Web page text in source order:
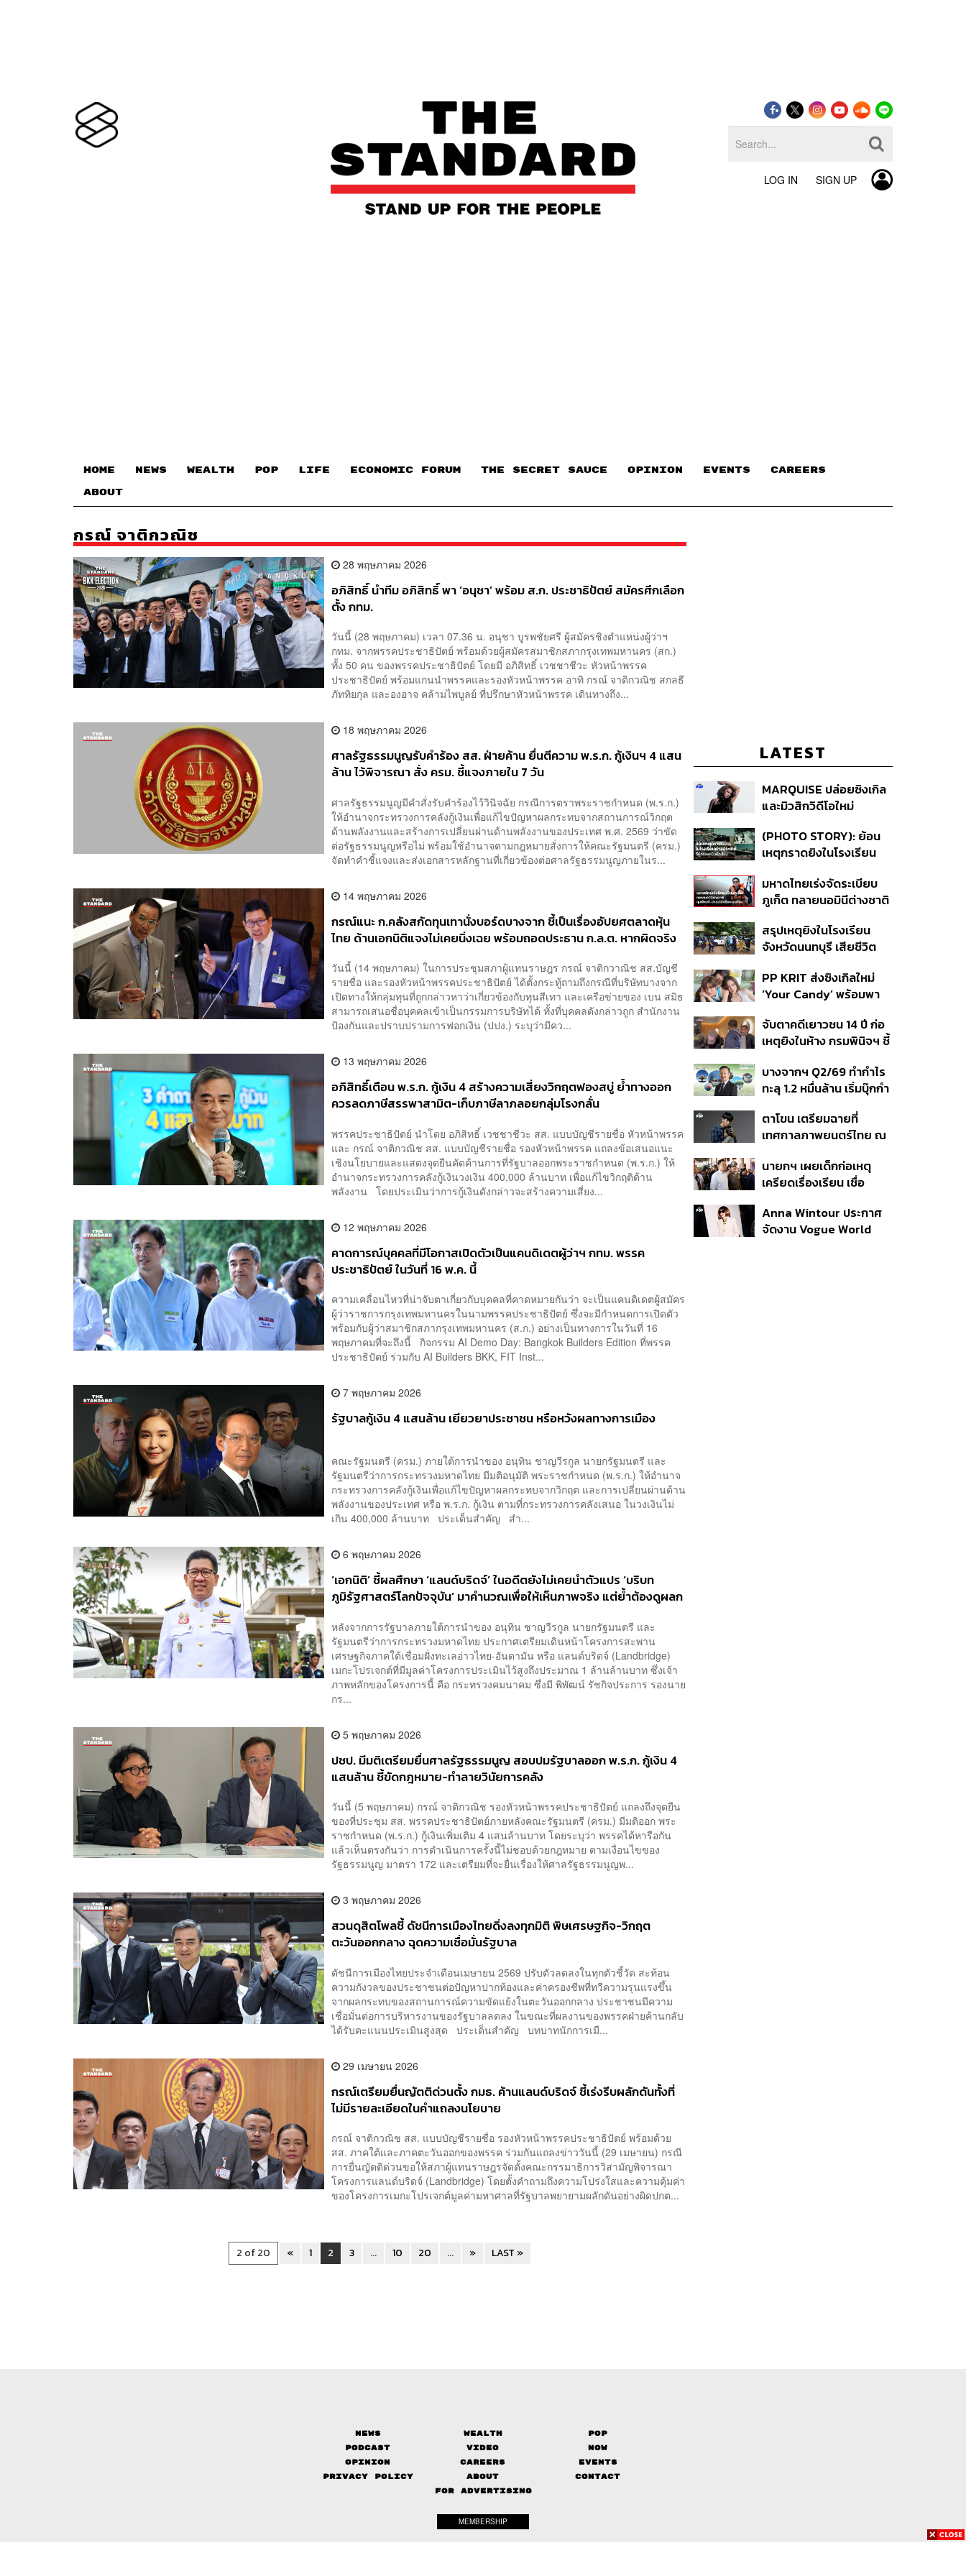
LOG IN SIGN UP
HOME NEWS WEALTH POP LIFE ECONOMIC FORUM THE SECRET SAUCE​ OPINION EVENTS CAREERS
ABOUT
กรณ์ จาติกวณิช
28 พฤษภาคม 2026
อภิสิทธิ์ นำทีม อภิสิทธิ์ พา ‘อนุชา’ พร้อม ส.ก. ประชาธิปัตย์ สมัครศึกเลือก
ตั้ง กทม.
วันนี้ (28 พฤษภาคม) เวลา 07.36 น. อนุชา บูรพชัยศรี ผู้สมัครชิงตำแหน่งผู้ว่าฯ
กทม. จากพรรคประชาธิปัตย์ พร้อมด้วยผู้สมัครสมาชิกสภากรุงเทพมหานคร (สก.)
ทั้ง 50 คน ของพรรคประชาธิปัตย์ โดยมี อภิสิทธิ์ เวชชาชีวะ หัวหน้าพรรค
ประชาธิปัตย์ พร้อมแกนนำพรรคและรองหัวหน้าพรรค อาทิ กรณ์ จาติกวณิช สกลธี
ภัททิยกุล และองอาจ คล้ามไพบูลย์ ที่ปรึกษาหัวหน้าพรรค เดินทางถึง...
18 พฤษภาคม 2026
ศาลรัฐธรรมนูญรับคำร้อง สส. ฝ่ายค้าน ยื่นตีความ พ.ร.ก. กู้เงินฯ 4 แสน
ล้าน ไว้พิจารณา สั่ง ครม. ชี้แจงภายใน 7 วัน
ศาลรัฐธรรมนูญมีคำสั่งรับคำร้องไว้วินิจฉัย กรณีการตราพระราชกำหนด (พ.ร.ก.)
ให้อำนาจกระทรวงการคลังกู้เงินเพื่อแก้ไขปัญหาผลกระทบจากสถานการณ์วิกฤต
ด้านพลังงานและสร้างการเปลี่ยนผ่านด้านพลังงานของประเทศ พ.ศ. 2569 ว่าขัด
ต่อรัฐธรรมนูญหรือไม่ พร้อมใช้อำนาจตามกฎหมายสั่งการให้คณะรัฐมนตรี (ครม.)
จัดทำคำชี้แจงและส่งเอกสารหลักฐานที่เกี่ยวข้องต่อศาลรัฐธรรมนูญภายในร...
14 พฤษภาคม 2026
กรณ์แนะ ก.คลังสกัดทุนเทานั่งบอร์ดบางจาก ชี้เป็นเรื่องอัปยศตลาดหุ้น
ไทย ด้านเอกนิติแจงไม่เคยนิ่งเฉย พร้อมถอดประธาน ก.ล.ต. หากผิดจริง
วันนี้ (14 พฤษภาคม) ในการประชุมสภาผู้แทนราษฎร กรณ์ จาติกวาณิช สส.บัญชี
รายชื่อ และรองหัวหน้าพรรคประชาธิปัตย์ ได้ตั้งกระทู้ถามถึงกรณีที่บริษัทบางจาก
เปิดทางให้กลุ่มทุนที่ถูกกล่าวหาว่าเกี่ยวข้องกับทุนสีเทา และเครือข่ายของ เบน สมิธ
สามารถเสนอชื่อบุคคลเข้าเป็นกรรมการบริษัทได้ ทั้งที่บุคคลดังกล่าวถูก สำนักงาน
ป้องกันและปราบปรามการฟอกเงิน (ปปง.) ระบุว่ามีคว...
13 พฤษภาคม 2026
อภิสิทธิ์เตือน พ.ร.ก. กู้เงิน 4 สร้างความเสี่ยงวิกฤตฟองสบู่ ย้ำทางออก
ควรลดภาษีสรรพาสามิต-เก็บภาษีลาภลอยกลุ่มโรงกลั่น
พรรคประชาธิปัตย์ นำโดย อภิสิทธิ์ เวชชาชีวะ สส. แบบบัญชีรายชื่อ หัวหน้าพรรค
และ กรณ์ จาติกวณิช สส. แบบบัญชีรายชื่อ รองหัวหน้าพรรค แถลงข้อเสนอแนะ
เชิงนโยบายและแสดงจุดยืนคัดค้านการที่รัฐบาลออกพระราชกำหนด (พ.ร.ก.) ให้
อำนาจกระทรวงการคลังกู้เงินวงเงิน 400,000 ล้านบาท เพื่อแก้ไขวิกฤติด้าน
พลังงาน โดยประเมินว่าการกู้เงินดังกล่าวจะสร้างความเสี่ยง...
12 พฤษภาคม 2026
คาดการณ์บุคคลที่มีโอกาสเปิดตัวเป็นแคนดิเดตผู้ว่าฯ กทม. พรรค
ประชาธิปัตย์ ในวันที่ 16 พ.ค. นี้
ความเคลื่อนไหวที่น่าจับตาเกี่ยวกับบุคคลที่คาดหมายกันว่า จะเป็นแคนดิเดตผู้สมัคร
ผู้ว่าราชการกรุงเทพมหานครในนามพรรคประชาธิปัตย์ ซึ่งจะมีกำหนดการเปิดตัว
พร้อมกับผู้ว่าสมาชิกสภากรุงเทพมหานคร (ส.ก.) อย่างเป็นทางการในวันที่ 16
พฤษภาคมที่จะถึงนี้ กิจกรรม AI Demo Day: Bangkok Builders Edition ที่พรรค
ประชาธิปัตย์ ร่วมกับ AI Builders BKK, FIT Inst...
7 พฤษภาคม 2026
รัฐบาลกู้เงิน 4 แสนล้าน เยียวยาประชาชน หรือหวังผลทางการเมือง
คณะรัฐมนตรี (ครม.) ภายใต้การนำของ อนุทิน ชาญวีรกูล นายกรัฐมนตรี และ
รัฐมนตรีว่าการกระทรวงมหาดไทย มีมติอนุมัติ พระราชกำหนด (พ.ร.ก.) ให้อำนาจ
กระทรวงการคลังกู้เงินเพื่อแก้ไขปัญหาผลกระทบจากวิกฤต และการเปลี่ยนผ่านด้าน
พลังงานของประเทศ หรือ พ.ร.ก. กู้เงิน ตามที่กระทรวงการคลังเสนอ ในวงเงินไม่
เกิน 400,000 ล้านบาท ประเด็นสำคัญ สำ...
6 พฤษภาคม 2026
‘เอกนิติ’ ชี้ผลศึกษา ‘แลนด์บริดจ์’ ในอดีตยังไม่เคยนำตัวแปร ‘บริบท
ภูมิรัฐศาสตร์โลกปัจจุบัน’ มาคำนวณเพื่อให้เห็นภาพจริง แต่ย้ำต้องดูผลก
หลังจากการรัฐบาลภายใต้การนำของ อนุทิน ชาญวีรกูล นายกรัฐมนตรี และ
รัฐมนตรีว่าการกระทรวงมหาดไทย ประกาศเตรียมเดินหน้าโครงการสะพาน
เศรษฐกิจภาคใต้เชื่อมฝั่งทะเลอ่าวไทย-อันดามัน หรือ แลนด์บริดจ์ (Landbridge)
เมกะโปรเจกต์ที่มีมูลค่าโครงการประเมินไว้สูงถึงประมาณ 1 ล้านล้านบาท ซึ่งเจ้า
ภาพหลักของโครงการนี้ คือ กระทรวงคมนาคม ซึ่งมี พิพัฒน์ รัชกิจประการ รองนาย
กร...
5 พฤษภาคม 2026
ปชป. มีมติเตรียมยื่นศาลรัฐธรรมนูญ สอบปมรัฐบาลออก พ.ร.ก. กู้เงิน 4
แสนล้าน ชี้ขัดกฎหมาย-ทำลายวินัยการคลัง
วันนี้ (5 พฤษภาคม) กรณ์ จาติกวณิช รองหัวหน้าพรรคประชาธิปัตย์ แถลงถึงจุดยืน
ของที่ประชุม สส. พรรคประชาธิปัตย์ภายหลังคณะรัฐมนตรี (ครม.) มีมติออก พระ
ราชกำหนด (พ.ร.ก.) กู้เงินเพิ่มเติม 4 แสนล้านบาท โดยระบุว่า พรรคได้หารือกัน
แล้วเห็นตรงกันว่า การดำเนินการครั้งนี้ไม่ชอบด้วยกฎหมาย ตามเงื่อนไขของ
รัฐธรรมนูญ มาตรา 172 และเตรียมที่จะยื่นเรื่องให้ศาลรัฐธรรมนูญพ...
3 พฤษภาคม 2026
สวนดุสิตโพลชี้ ดัชนีการเมืองไทยดิ่งลงทุกมิติ พิษเศรษฐกิจ-วิกฤต
ตะวันออกกลาง ฉุดความเชื่อมั่นรัฐบาล
ดัชนีการเมืองไทยประจำเดือนเมษายน 2569 ปรับตัวลดลงในทุกตัวชี้วัด สะท้อน
ความกังวลของประชาชนต่อปัญหาปากท้องและค่าครองชีพที่ทวีความรุนแรงขึ้น
จากผลกระทบของสถานการณ์ความขัดแย้งในตะวันออกกลาง ประชาชนมีความ
เชื่อมั่นต่อการบริหารงานของรัฐบาลลดลง ในขณะที่ผลงานของพรรคฝ่ายค้านกลับ
ได้รับคะแนนประเมินสูงสุด ประเด็นสำคัญ บทบาทนักการเมื...
29 เมษายน 2026
กรณ์เตรียมยื่นญัตติด่วนตั้ง กมธ. ค้านแลนด์บริดจ์ ชี้เร่งรีบผลักดันทั้งที่
ไม่มีรายละเอียดในคำแถลงนโยบาย
กรณ์ จาติกวณิช สส. แบบบัญชีรายชื่อ รองหัวหน้าพรรคประชาธิปัตย์ พร้อมด้วย
สส. ภาคใต้และภาคตะวันออกของพรรค ร่วมกันแถลงข่าววันนี้ (29 เมษายน) กรณี
การยื่นญัตติด่วนขอให้สภาผู้แทนราษฎรจัดตั้งคณะกรรมาธิการวิสามัญพิจารณา
โครงการแลนด์บริดจ์ (Landbridge) โดยตั้งคำถามถึงความโปร่งใสและความคุ้มค่า
ของโครงการเมกะโปรเจกต์มูลค่ามหาศาลที่รัฐบาลพยายามผลักดันอย่างผิดปกต...
2 of 20 « 1 2 3 ... 10 20 ... » LAST »
LATEST
MARQUISE ปล่อยซิงเกิล
และมิวสิกวิดีโอใหม่
สัมพันธ์สุด Toxic
(PHOTO STORY): ย้อน
เหตุกราดยิงในโรงเรียน
นักเรียน
มหาดไทยเร่งจัดระเบียบ
ภูเก็ต ทลายนอมินีต่างชาติ
ที่ดิน เคลียร์ใบอนุญาต
โรงแรมค้าง 7 ปี
สรุปเหตุยิงในโรงเรียน
จังหวัดนนทบุรี เสียชีวิต
ปมค้นประวัติคดีกราดยิงที่
สหรัฐฯ
PP KRIT ส่งซิงเกิลใหม่
‘Your Candy’ พร้อมพา
สิกวิดีโอ
จับตาคดีเยาวชน 14 ปี ก่อ
เหตุยิงในห้าง กรมพินิจฯ ชี้
เนื่อง ประเมินปล่อยตัว
บางจากฯ Q2/69 ทำกำไร
ทะลุ 1.2 หมื่นล้าน เริ่มบุ๊กกำ
แรก หนุนรายได้ครึ่งปีทะลุ
3.2 แสนล้าน
ตาโขน เตรียมฉายที่
เทศกาลภาพยนตร์ไทย ณ
นายกฯ เผยเด็กก่อเหตุ
เครียดเรื่องเรียน เชื่อ
กระสุนอีกกว่า 30 นัด หาก
ไม่จบชีวิตตัวเองอาจสูญ
Anna Wintour ประกาศ
จัดงาน Vogue World
News Wealth
Pop
Podcast
Video
Now
Opinion
Careers
Events
Privacy Policy
About
Contact
FOR ADVERTISING
MEMBERSHIP